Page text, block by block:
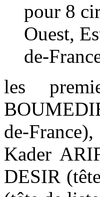
pour 8
Ouest,
de-
les
de-
Kader
DESIR